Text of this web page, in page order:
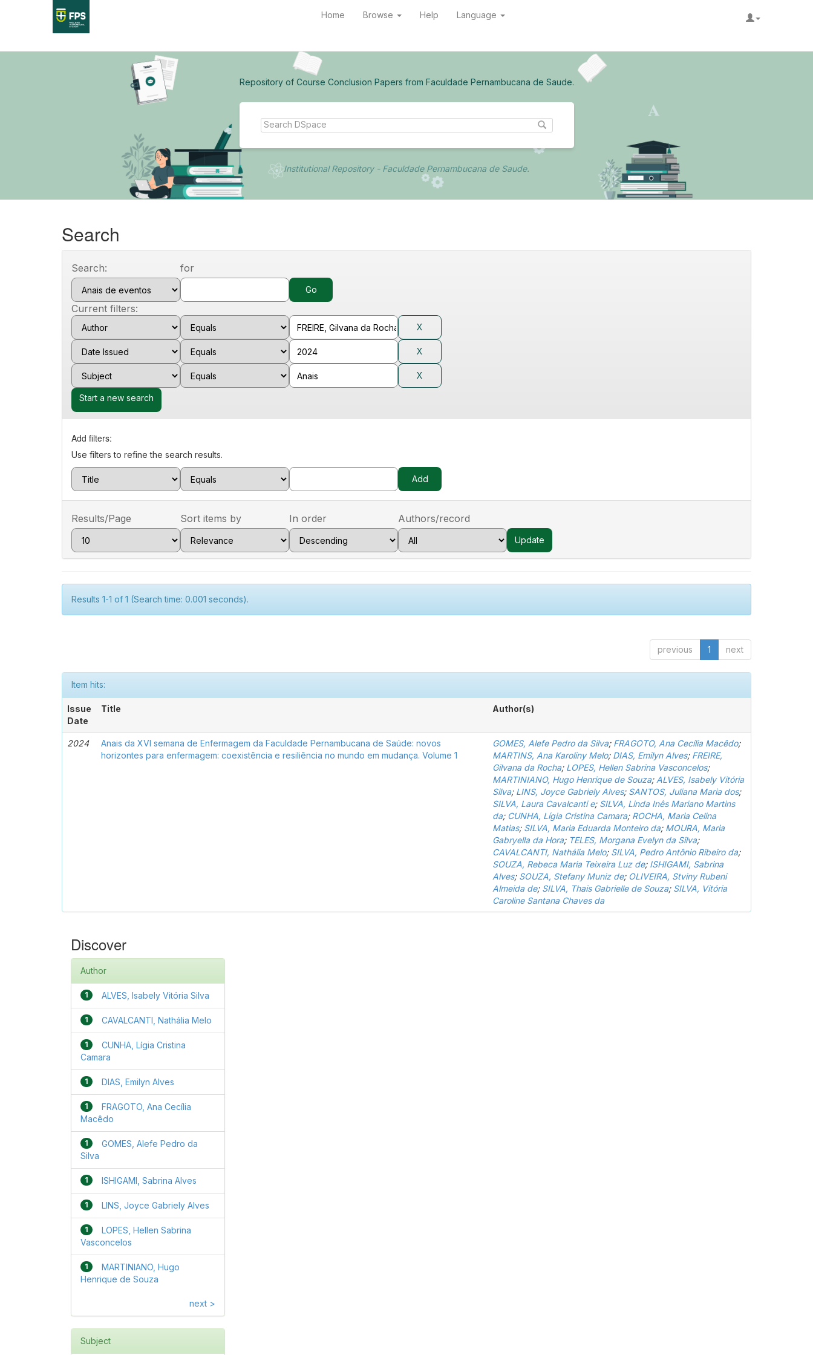
Home Browse Help Language
Repository of Course Conclusion Papers from Faculdade Pernambucana de Saude.
Institutional Repository - Faculdade Pernambucana de Saude.
Search
Search: for
Current filters:
Start a new search
Add filters:
Use filters to refine the search results.
Results/Page Sort items by In order Authors/record
Results 1-1 of 1 (Search time: 0.001 seconds).
previous 1 next
Item hits:
Issue
Date
Title Author(s)
2024
Anais da XVI semana de Enfermagem da Faculdade Pernambucana de Saúde: novos
horizontes para enfermagem: coexistência e resiliência no mundo em mudança. Volume 1
GOMES, Alefe Pedro da Silva; FRAGOTO, Ana Cecília Macêdo;
MARTINS, Ana Karoliny Melo; DIAS, Emilyn Alves; FREIRE,
Gilvana da Rocha; LOPES, Hellen Sabrina Vasconcelos;
MARTINIANO, Hugo Henrique de Souza; ALVES, Isabely Vitória
Silva; LINS, Joyce Gabriely Alves; SANTOS, Juliana Maria dos;
SILVA, Laura Cavalcanti e; SILVA, Linda Inês Mariano Martins
da; CUNHA, Lígia Cristina Camara; ROCHA, Maria Celina
Matias; SILVA, Maria Eduarda Monteiro da; MOURA, Maria
Gabryella da Hora; TELES, Morgana Evelyn da Silva;
CAVALCANTI, Nathália Melo; SILVA, Pedro Antônio Ribeiro da;
SOUZA, Rebeca Maria Teixeira Luz de; ISHIGAMI, Sabrina
Alves; SOUZA, Stefany Muniz de; OLIVEIRA, Stviny Rubeni
Almeida de; SILVA, Thais Gabrielle de Souza; SILVA, Vitória
Caroline Santana Chaves da
Discover
Author
1 ALVES, Isabely Vitória Silva
1 CAVALCANTI, Nathália Melo
1
CUNHA, Lígia Cristina
Camara
1 DIAS, Emilyn Alves
1
FRAGOTO, Ana Cecília
Macêdo
1
GOMES, Alefe Pedro da
Silva
1 ISHIGAMI, Sabrina Alves
1 LINS, Joyce Gabriely Alves
1
LOPES, Hellen Sabrina
Vasconcelos
1
MARTINIANO, Hugo
Henrique de Souza
next >
Subject